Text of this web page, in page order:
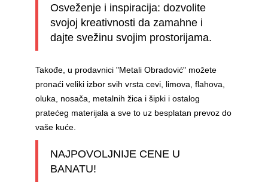
Osveženje i inspiracija: dozvolite
svojoj kreativnosti da zamahne i
dajte svežinu svojim prostorijama.
Takođe, u prodavnici "Metali Obradović" možete
pronaći veliki izbor svih vrsta cevi, limova, flahova,
oluka, nosača, metalnih žica i šipki i ostalog
pratećeg materijala a sve to uz besplatan prevoz do
vaše kuće.
NAJPOVOLJNIJE CENE U
BANATU!